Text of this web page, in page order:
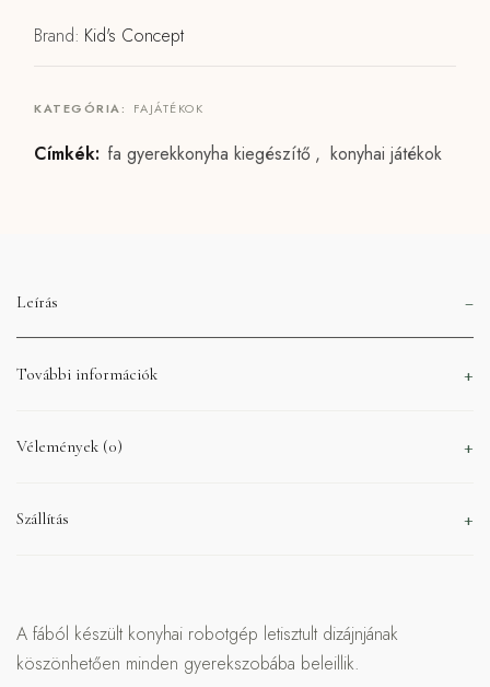
Brand: Kid's Concept
KATEGÓRIA: FAJÁTÉKOK
Címkék: fa gyerekkonyha kiegészítő , konyhai játékok
Leírás
További információk
Vélemények (0)
Szállítás
A fából készült konyhai robotgép letisztult dizájnjának
köszönhetően minden gyerekszobába beleillik.